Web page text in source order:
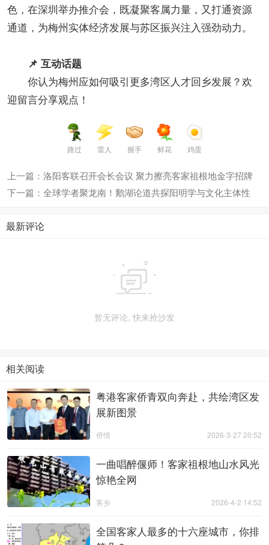
色，在深圳举办推介会，既凝聚客属力量，又打通资源
通道，为梅州实体经济发展与苏区振兴注入强劲动力。
📌 互动话题
你认为梅州应如何吸引更多湾区人才回乡发展？欢
迎留言分享观点！
路过 雷人 握手 鲜花 鸡蛋
上一篇：洛阳客联召开会长会议 聚力擦亮客家祖根地金字招牌
下一篇：全球学者聚龙南！鹅湖论道共探阳明学与文化主体性
最新评论

暂无评论, 快来抢沙发
相关阅读
粤港客家侨青双向奔赴，共绘湾区发
展新图景
2026-3-27 20:52
侨情
一曲唱醉偃师！客家祖根地山水风光
惊艳全网
2026-4-2 14:52
客乡
全国客家人最多的十六座城市，你排